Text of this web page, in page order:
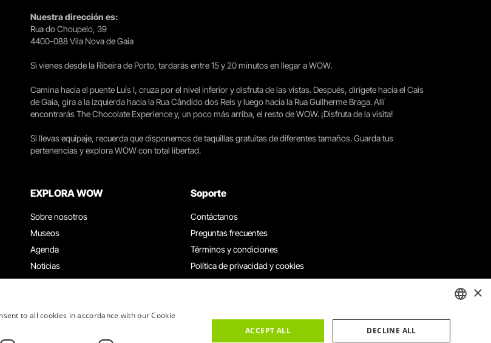
Nuestra dirección es:
Rua do Choupelo, 39
4400-088 Vila Nova de Gaia
Si vienes desde la Ribeira de Porto, tardarás entre 15 y 20 minutos en llegar a WOW.
Camina hacia el puente Luís I, cruza por el nivel inferior y disfruta de las vistas. Después, dirígete hacia el Cais
de Gaia, gira a la izquierda hacia la Rua Cândido dos Reis y luego hacia la Rua Guilherme Braga. Allí
encontrarás The Chocolate Experience y, un poco más arriba, el resto de WOW. ¡Disfruta de la visita!
Si llevas equipaje, recuerda que disponemos de taquillas gratuitas de diferentes tamaños. Guarda tus
pertenencias y explora WOW con total libertad.
EXPLORA WOW
Sobre nosotros
Museos
Agenda
Noticias
Restaurantes
Grupos y eventos
Soporte
Contáctanos
Preguntas frecuentes
Términos y condiciones
Política de privacidad y cookies
Trabaja con nosotros
×
to all cookies in accordance with our Cookie
ACCEPT ALL DECLINE ALL